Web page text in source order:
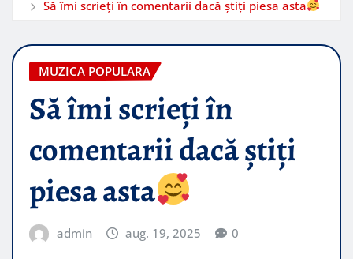
Să îmi scrieți în comentarii dacă știți piesa asta
MUZICA POPULARA
Să îmi scrieți în
comentarii dacă știți
piesa asta
admin aug. 19, 2025 0